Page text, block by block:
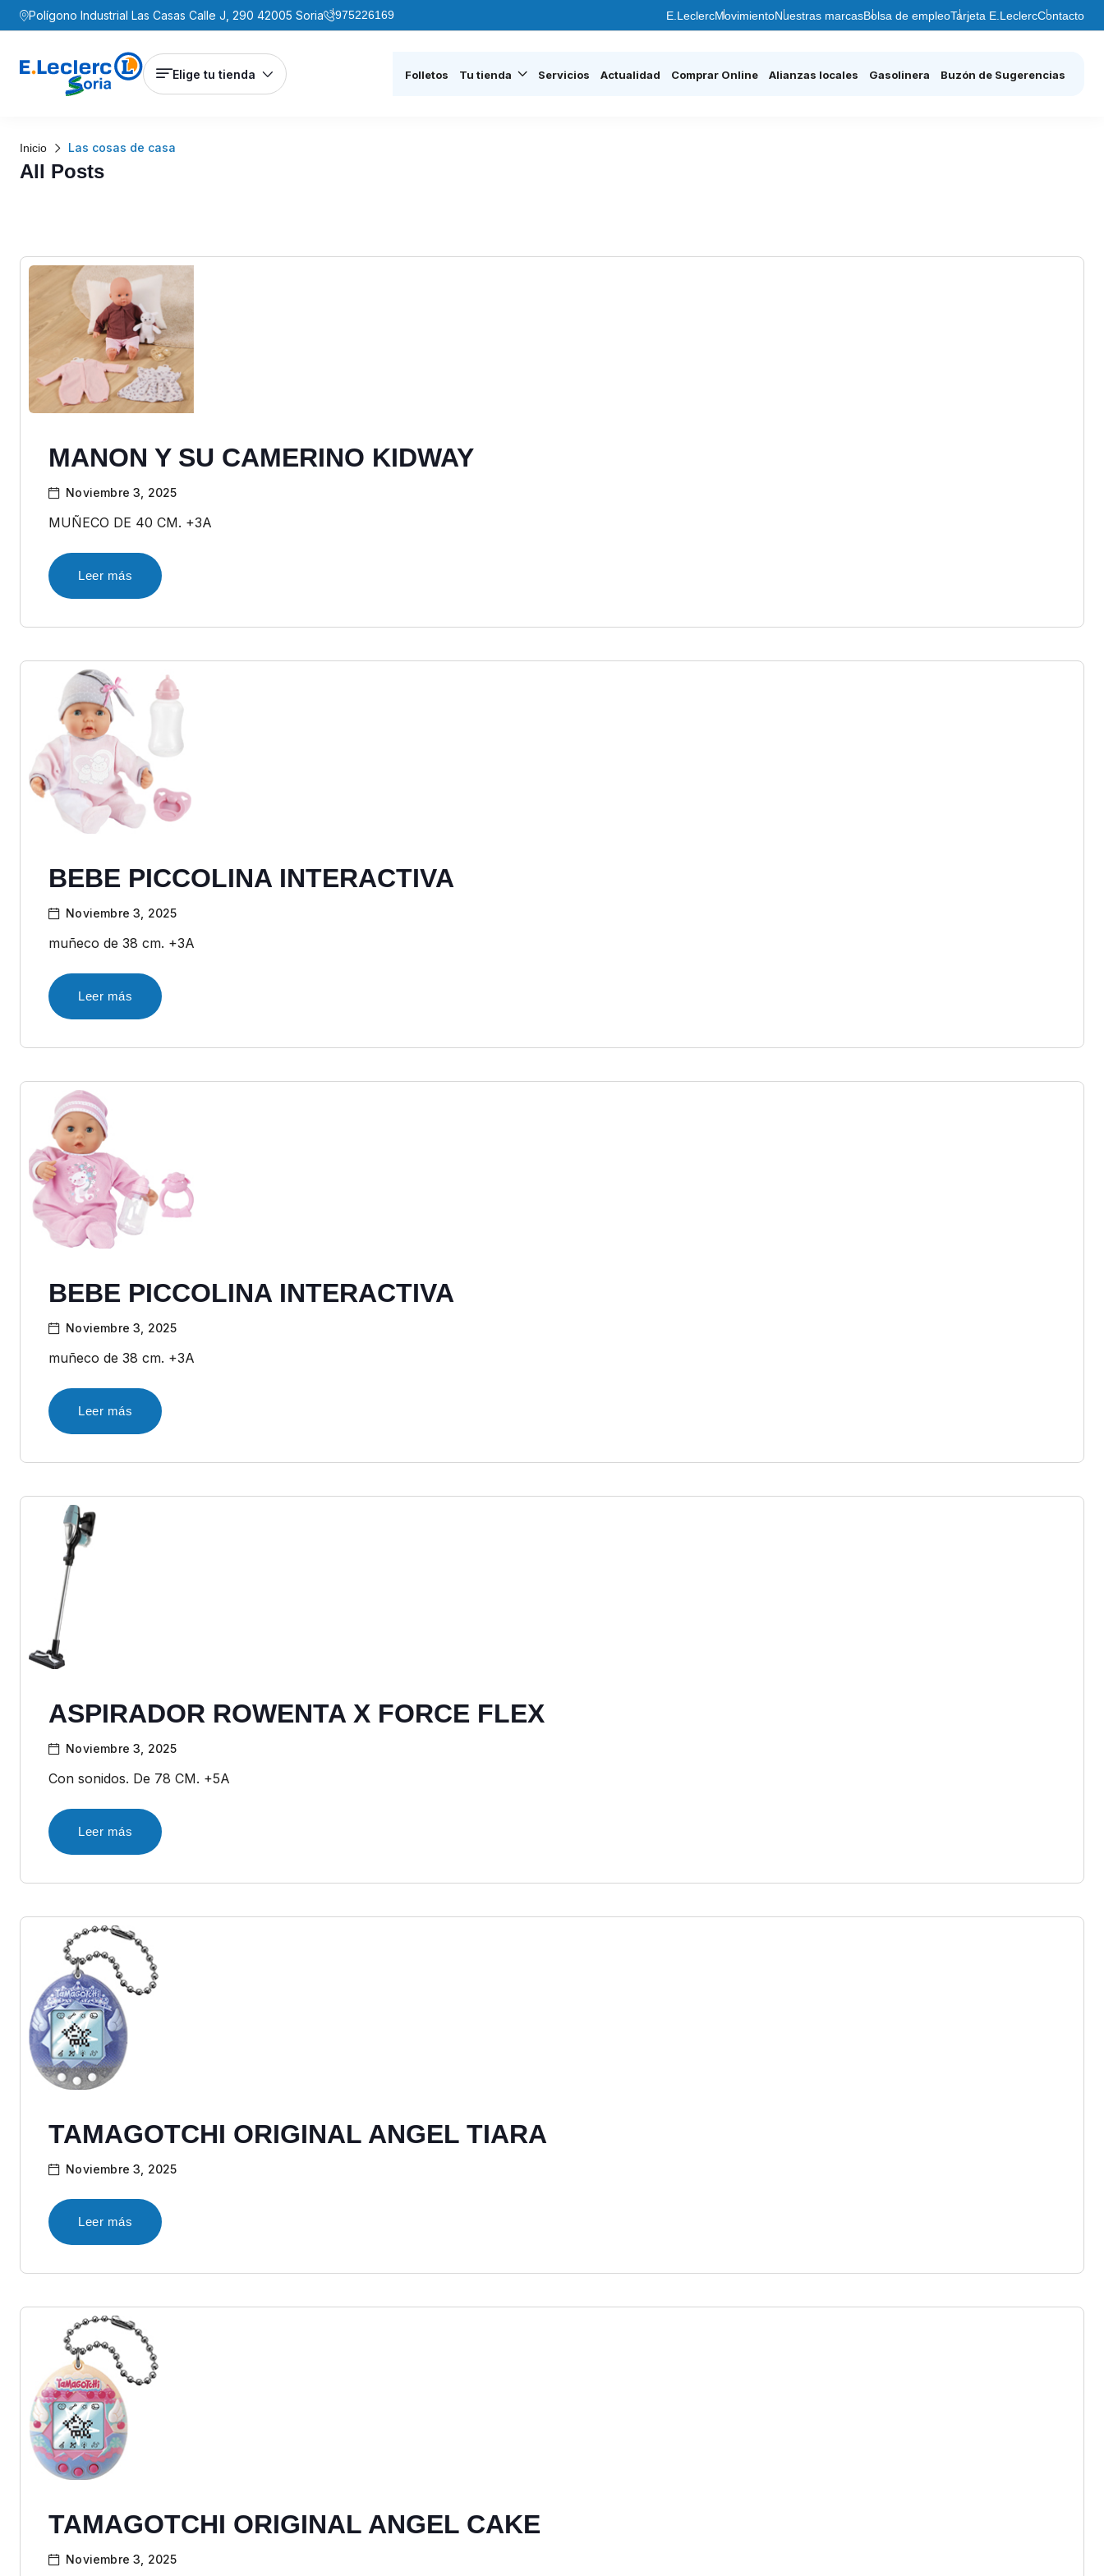
Polígono Industrial Las Casas Calle J, 290 42005 Soria 975226169 E.LeclercMovimientoNuestras marcasBolsa de empleoTarjeta E.LeclercContacto
Elige tu tienda Folletos Tu tienda Servicios Actualidad Comprar Online Alianzas locales Gasolinera Buzón de Sugerencias
Inicio Las cosas de casa
All Posts
MANON Y SU CAMERINO KIDWAY
Noviembre 3, 2025
MUÑECO DE 40 CM. +3A
Leer más
BEBE PICCOLINA INTERACTIVA
Noviembre 3, 2025
muñeco de 38 cm. +3A
Leer más
BEBE PICCOLINA INTERACTIVA
Noviembre 3, 2025
muñeco de 38 cm. +3A
Leer más
ASPIRADOR ROWENTA X FORCE FLEX
Noviembre 3, 2025
Con sonidos. De 78 CM. +5A
Leer más
TAMAGOTCHI ORIGINAL ANGEL TIARA
Noviembre 3, 2025
Leer más
TAMAGOTCHI ORIGINAL ANGEL CAKE
Noviembre 3, 2025